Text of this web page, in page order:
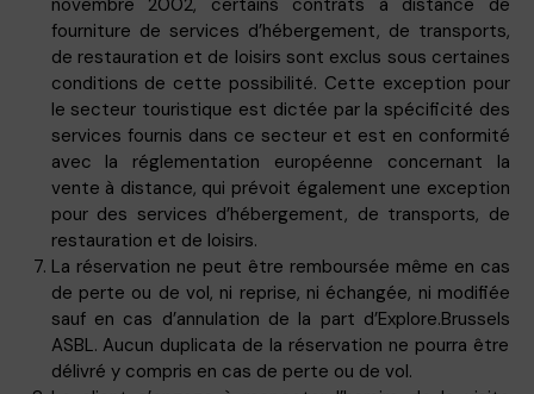
fourniture de services d’hébergement, de transports,
de restauration et de loisirs sont exclus sous certaines
conditions de cette possibilité. Cette exception pour
le secteur touristique est dictée par la spécificité des
services fournis dans ce secteur et est en conformité
avec la réglementation européenne concernant la
vente à distance, qui prévoit également une exception
pour des services d’hébergement, de transports, de
restauration et de loisirs.
La réservation ne peut être remboursée même en cas
de perte ou de vol, ni reprise, ni échangée, ni modifiée
sauf en cas d’annulation de la part d’Explore.Brussels
ASBL. Aucun duplicata de la réservation ne pourra être
délivré y compris en cas de perte ou de vol.